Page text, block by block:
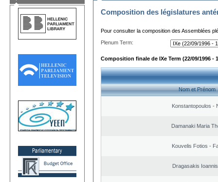
Composition des législatures
Pour consulter la composition des Assemblées
Plenum Term:
Composition finale de IXe Term (22/09/1996 -
Nom et Prénom
Konstantopoulos -
Damanaki Maria
Kouvelis Fotios -
Dragasakis